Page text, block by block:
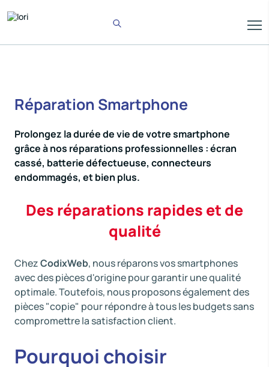
Réparation Smartphone
Prolongez la durée de vie de votre smartphone
grâce à nos réparations professionnelles : écran
cassé, batterie défectueuse, connecteurs
endommagés, et bien plus.
Des réparations rapides et de
qualité
ChezCodixWeb, nous réparons vos smartphones
avec des pièces d'origine pour garantir une qualité
optimale. Toutefois, nous proposons également des
pièces "copie" pour répondre à tous les budgets sans
compromettre la satisfaction client.
Pourquoi choisir